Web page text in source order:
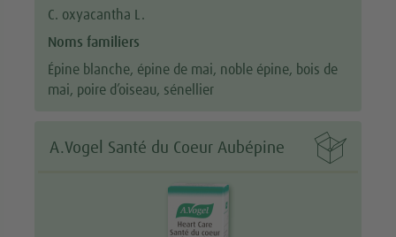
C. oxyacantha L.
Noms familiers
Épine blanche, épine de mai, noble épine, bois de
mai, poire d’oiseau, sénellier

A.Vogel Santé du Coeur Aubépine